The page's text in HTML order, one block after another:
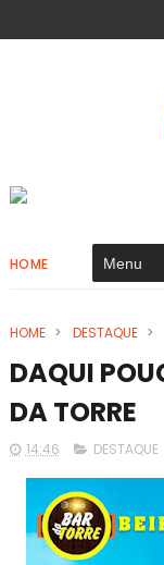
HOME
HOME > DESTAQUE >
DAQUI
DA TORRE
14:46 DESTAQUE